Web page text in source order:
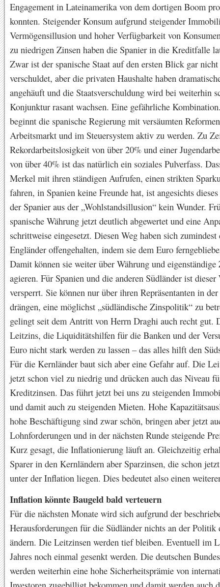
Engagement in Lateinamerika von dem dortigen Boom
konnten. Steigender Konsum aufgrund steigender
Vermögensillusion und hoher Verfügbarkeit von
zu niedrigen Zinsen haben die Spanier in die Kreditfalle
Zwar ist der spanische Staat auf den ersten Blick gar
verschuldet, aber die privaten Haushalte haben
angehäuft und die Staatsverschuldung wird bei weiterhin
Konjunktur rasant wachsen. Eine gefährliche
beginnt die spanische Regierung mit versäumten
Arbeitsmarkt und im Steuersystem aktiv zu werden. Zu
Rekordarbeitslosigkeit von über 20% und einer
von über 40% ist das natürlich ein soziales Pulverfass.
Merkel mit ihren ständigen Aufrufen, einen strikten
fahren, in Spanien keine Freunde hat, ist angesichts
der Spanier aus der „Wohlstandsillusion“ kein Wunder.
spanische Währung jetzt deutlich abgewertet und eine
schrittweise eingesetzt. Diesen Weg haben sich zumindest
Engländer offengehalten, indem sie dem Euro
Damit können sie weiter über Währung und
agieren. Für Spanien und die anderen Südländer ist dieser
versperrt. Sie können nur über ihren Repräsentanten in
drängen, eine möglichst „südländische Zinspolitik“ zu
gelingt seit dem Antritt von Herrn Draghi auch recht gut.
Leitzins, die Liquiditätshilfen für die Banken und der
Euro nicht stark werden zu lassen – das alles hilft den
Für die Kernländer baut sich aber eine Gefahr auf. Die
jetzt schon viel zu niedrig und drücken auch das Niveau
Kreditzinsen. Das führt jetzt bei uns zu steigenden
und damit auch zu steigenden Mieten. Hohe
hohe Beschäftigung sind zwar schön, bringen aber jetzt
Lohnforderungen und in der nächsten Runde steigende
Kurz gesagt, die Inflationierung läuft an. Gleichzeitig
Sparer in den Kernländern aber Sparzinsen, die schon
unter der Inflation liegen. Dies bedeutet also einen
Inflation könnte Baugeld bald verteuern
Für die nächsten Monate wird sich aufgrund der
Herausforderungen für die Südländer nichts an der Politik
ändern. Die Leitzinsen werden tief bleiben. Eventuell im
Jahres noch einmal gesenkt werden. Die deutschen
werden weiterhin eine hohe Sicherheitsprämie von